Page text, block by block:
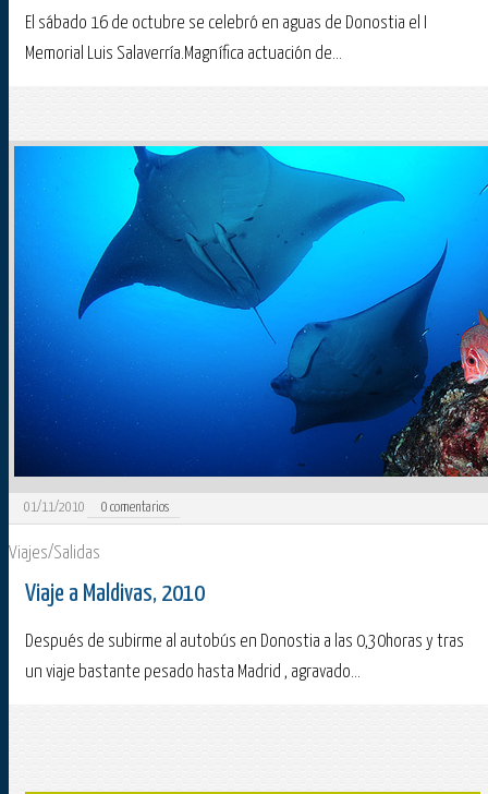
El sábado 16 de octubre se celebró en aguas de Donostia el I
Memorial Luis Salaverría.Magnífica actuación de...
01/11/2010 0 comentarios
Viajes/Salidas
Viaje a Maldivas, 2010
Después de subirme al autobús en Donostia a las 0,30horas y tras
un viaje bastante pesado hasta Madrid , agravado...